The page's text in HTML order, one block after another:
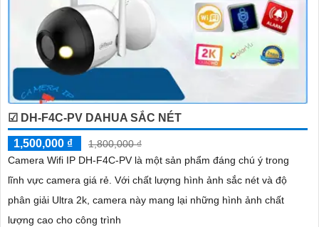
☑ DH-F4C-PV DAHUA SẮC NÉT
1,500,000 ₫
1,800,000 ₫
Camera Wifi IP DH-F4C-PV là một sản phẩm đáng chú ý trong
lĩnh vực camera giá rẻ. Với chất lượng hình ảnh sắc nét và độ
phân giải Ultra 2k, camera này mang lại những hình ảnh chất
lượng cao cho công trình